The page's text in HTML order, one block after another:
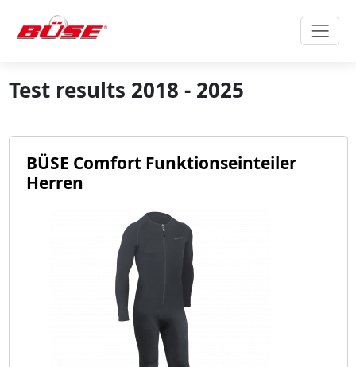
Test results 2018 - 2025
BÜSE Comfort Funktionseinteiler
Herren